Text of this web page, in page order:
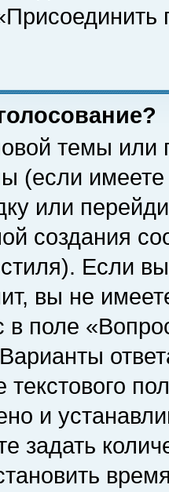
темы или
(если
или
создания
Если
вы не
в поле
текстового
и
задать